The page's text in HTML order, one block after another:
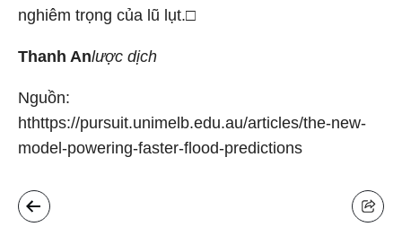
nghiêm trọng của lũ lụt.□
Thanh Anlược dịch
Nguồn:
hthttps://pursuit.unimelb.edu.au/articles/the-new-
model-powering-faster-flood-predictions